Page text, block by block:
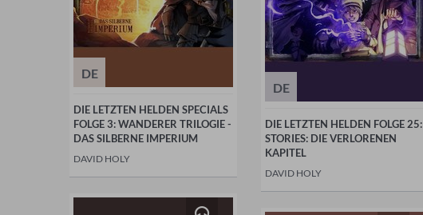
DE
DIE LETZTEN HELDEN SPECIALS
FOLGE 3: WANDERER TRILOGIE -
DAS SILBERNE IMPERIUM
DAVID HOLY
DE
DIE LETZTEN HELDEN FOLGE 25:
STORIES: DIE VERLORENEN
KAPITEL
DAVID HOLY